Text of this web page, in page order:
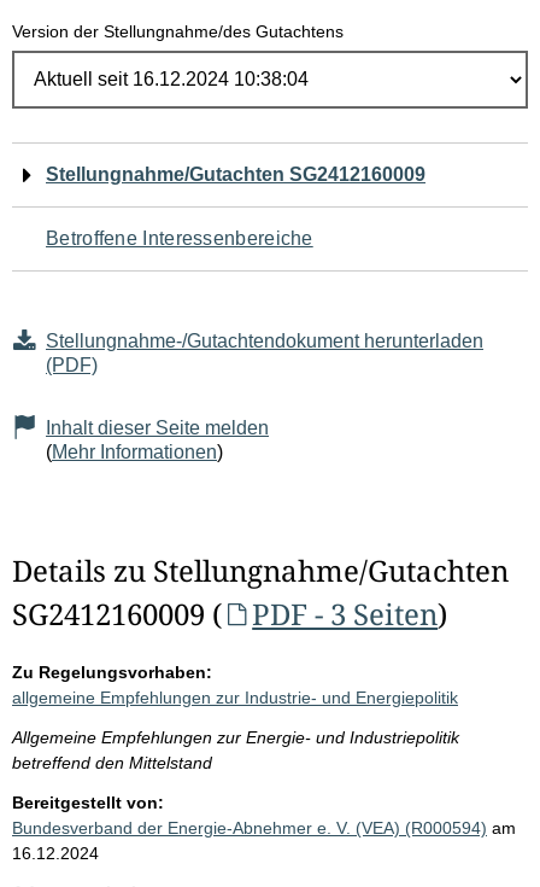
Version der Stellungnahme/des Gutachtens
Navigation
für
den
Seiteninhalt
Stellungnahme/Gutachten SG2412160009
Betroffene Interessenbereiche
Stellungnahme-/Gutachtendokument herunterladen
(PDF)
Inhalt dieser Seite melden
(Mehr Informationen)
Details zu Stellungnahme/Gutachten
SG2412160009 (
PDF - 3 Seiten)
Zu Regelungsvorhaben:
allgemeine Empfehlungen zur Industrie- und Energiepolitik
Allgemeine Empfehlungen zur Energie- und Industriepolitik
betreffend den Mittelstand
Bereitgestellt von:
Bundesverband der Energie-Abnehmer e. V. (VEA) (R000594) am
16.12.2024